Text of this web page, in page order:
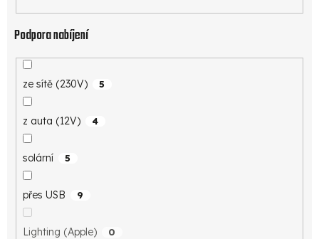
Podpora nabíjení
ze sítě (230V) 5
z auta (12V) 4
solární 5
přes USB 9
Lighting (Apple) 0